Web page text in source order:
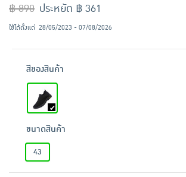
฿ 890 ประหยัด ฿ 361
ใช้ได้ตั้งแต่ 28/05/2023 - 07/08/2026
สีของสินค้า
ขนาดสินค้า
43